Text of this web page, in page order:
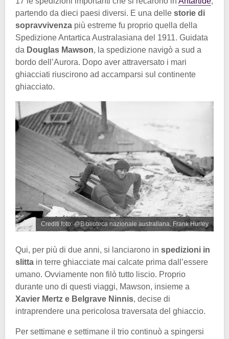
partendo da dieci paesi diversi. E una delle storie di
sopravvivenza più estreme fu proprio quella della
Spedizione Antartica Australasiana del 1911. Guidata
da Douglas Mawson, la spedizione navigò a sud a
bordo dell’Aurora. Dopo aver attraversato i mari
ghiacciati riuscirono ad accamparsi sul continente
ghiacciato.
Crediti foto: @Biblioteca nazionale australiana, Frank Hurley
Qui, per più di due anni, si lanciarono in spedizioni in
slitta in terre ghiacciate mai calcate prima dall’essere
umano. Ovviamente non filò tutto liscio. Proprio
durante uno di questi viaggi, Mawson, insieme a
Xavier Mertz e Belgrave Ninnis, decise di
intraprendere una pericolosa traversata del ghiaccio.
Per settimane e settimane il trio continuò a spingersi